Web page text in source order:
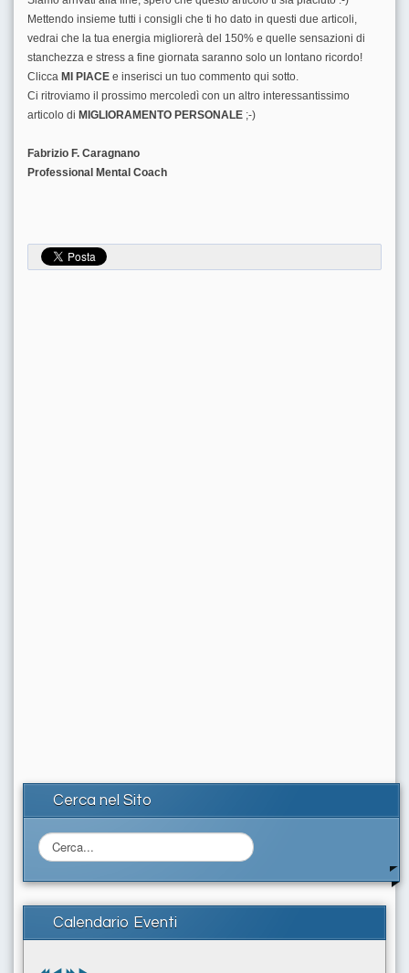
Mettendo insieme tutti i consigli che ti ho dato in questi due articoli,
vedrai che la tua energia migliorerà del 150% e quelle sensazioni di
stanchezza e stress a fine giornata saranno solo un lontano ricordo!
Clicca MI PIACE e inserisci un tuo commento qui sotto.
Ci ritroviamo il prossimo mercoledì con un altro interessantissimo
articolo di MIGLIORAMENTO PERSONALE ;-)
Fabrizio F. Caragnano
Professional Mental Coach
Cerca nel Sito
C
e
Calendario Eventi